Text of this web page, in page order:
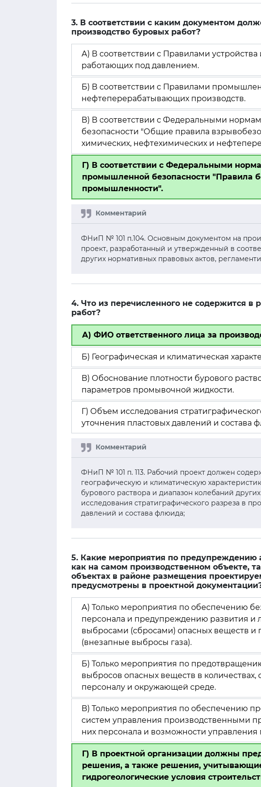
3. В соответствии с каким документом
производство буровых работ?
А) В соответствии с Правилами
работающих под давлением.
Б) В соответствии с Правилами
нефтеперерабатывающих производств.
В) В соответствии с Федеральными
безопасности "Общие правила
химических, нефтехимических и
Г) В соответствии с Федеральными
промышленной безопасности "Правила
промышленности".
ФНиП № 101 п.104. Основным документом на
проект, разработанный и утвержденный в
других нормативных правовых актов,
4. Что из перечисленного не содержится в
работ?
А) ФИО ответственного лица за
Б) Географическая и климатическая
В) Обоснование плотности бурового
параметров промывочной жидкости.
Г) Объем исследования
уточнения пластовых давлений и состава
ФНиП № 101 п. 113. Рабочий проект должен
географическую и климатическую
бурового раствора и диапазон колебаний
исследования стратиграфического разреза в
давлений и состава флюида;
5. Какие мероприятия по предупреждению
как на самом производственном объекте,
объектах в районе размещения
предусмотрены в проектной
А) Только мероприятия по обеспечению
персонала и предупреждению развития и
выбросами (сбросами) опасных веществ
(внезапные выбросы газа).
Б) Только мероприятия по
выбросов опасных веществ в
персоналу и окружающей среде.
В) Только мероприятия по обеспечению
систем управления производственными
них персонала и возможности
Г) В проектной организации должны
решения, а также решения,
гидрогеологические условия